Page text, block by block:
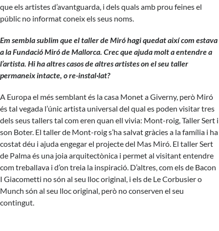
que els artistes d’avantguarda, i dels quals amb prou feines el
públic no informat coneix els seus noms.
Em sembla sublim que el taller de Miró hagi quedat així com estava
a la Fundació Miró de Mallorca. Crec que ajuda molt a entendre a
l’artista. Hi ha altres casos de altres artistes on el seu taller
permaneix intacte, o re-instal·lat?
A Europa el més semblant és la casa Monet a Giverny, però Miró
és tal vegada l’únic artista universal del qual es poden visitar tres
dels seus tallers tal com eren quan ell vivia: Mont-roig, Taller Sert i
son Boter. El taller de Mont-roig s’ha salvat gràcies a la família i ha
costat déu i ajuda engegar el projecte del Mas Miró. El taller Sert
de Palma és una joia arquitectònica i permet al visitant entendre
com treballava i d’on treia la inspiració. D’altres, com els de Bacon
I Giacometti no són al seu lloc original, i els de Le Corbusier o
Munch són al seu lloc original, però no conserven el seu
contingut.